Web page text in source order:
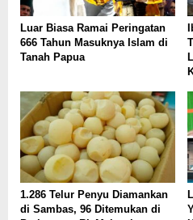
Luar Biasa Ramai Peringatan
666 Tahun Masuknya Islam di
Tanah Papua
1.286 Telur Penyu Diamankan
di Sambas, 96 Ditemukan di